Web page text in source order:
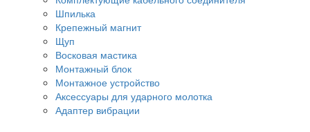
Шпилька
Крепежный магнит
Щуп
Восковая мастика
Монтажный блок
Монтажное устройство
Аксессуары для ударного молотка
Адаптер вибрации